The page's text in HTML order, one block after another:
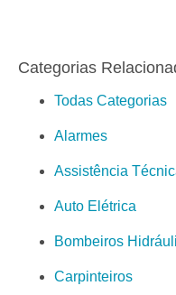
Categorias
Todas Categorias
Alarmes
Assistência
Auto Elétrica
Bombeiros
Carpinteiros